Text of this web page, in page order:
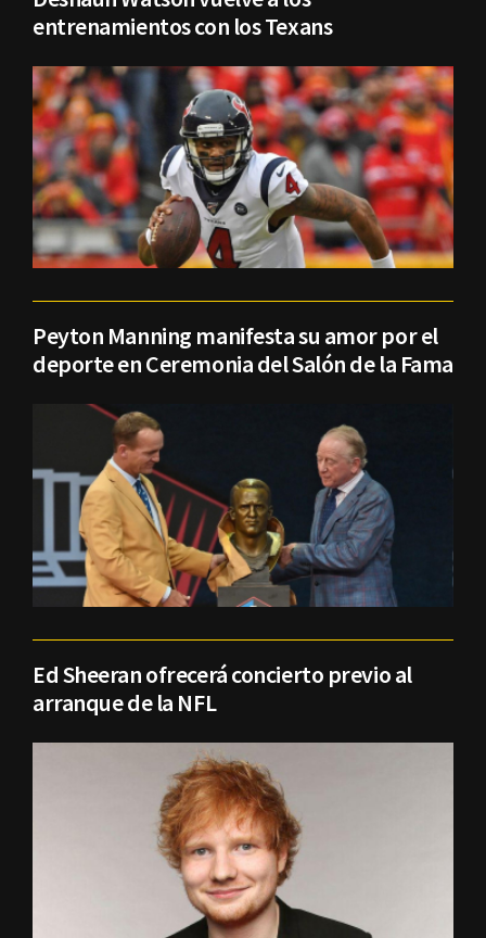
entrenamientos con los Texans
Peyton Manning manifesta su amor por el
deporte en Ceremonia del Salón de la Fama
Ed Sheeran ofrecerá concierto previo al
arranque de la NFL